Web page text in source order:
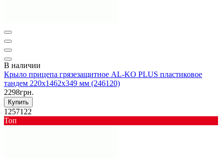
В наличии
Крыло прицепа грязезащитное AL-KO PLUS пластиковое
тандем 220x1462x349 мм (246120)
2298грн.
Купить
1257122
Toп